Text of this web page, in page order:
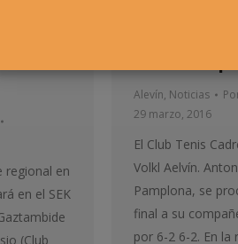
regional en
en el SEK
(Club
Alevín, Noticias
29 marzo, 2016
El Club Tenis
Volkl Aelvín.
Pamplona, se
final a su
por 6-2 6-2. En la